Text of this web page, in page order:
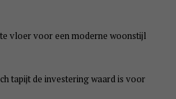
vloer voor een moderne woonstijl
tapijt de investering waard is voor